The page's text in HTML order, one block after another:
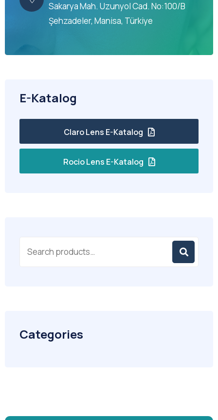
Sakarya Mah. Uzunyol Cad. No:100/B
Şehzadeler, Manisa, Türkiye
E-Katalog
Claro Lens E-Katalog
Rocio Lens E-Katalog
Categories